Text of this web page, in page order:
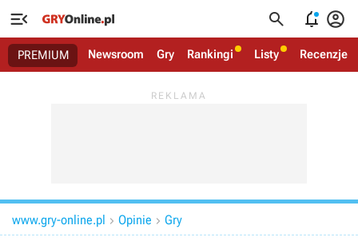
   
PREMIUM Newsroom Gry Rankingi Listy Recenzje
www.gry-online.pl  Opinie  Gry